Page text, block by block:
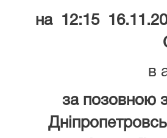
на 12:15 16.11.20
в
за позовною